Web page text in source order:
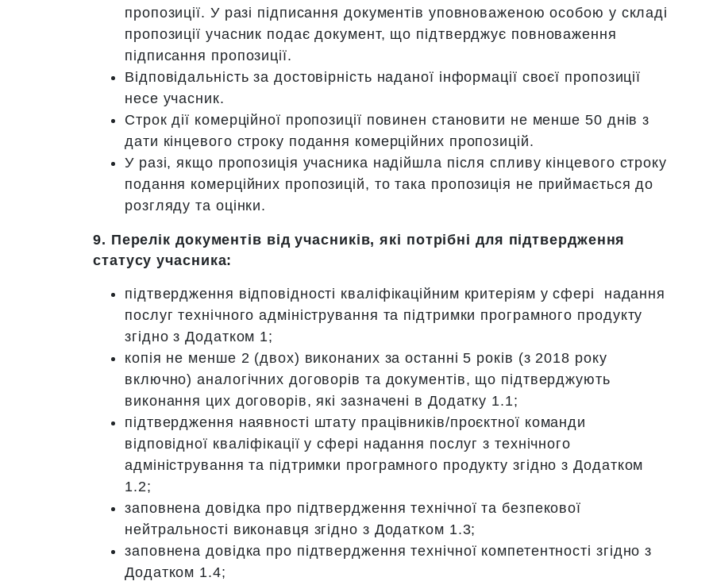
пропозиції. У разі підписання документів уповноваженою особою у складі
пропозиції учасник подає документ, що підтверджує повноваження
підписання пропозиції.
Відповідальність за достовірність наданої інформації своєї пропозиції
несе учасник.
Строк дії комерційної пропозиції повинен становити не менше 50 днів з
дати кінцевого строку подання комерційних пропозицій.
У разі, якщо пропозиція учасника надійшла після спливу кінцевого строку
подання комерційних пропозицій, то така пропозиція не приймається до
розгляду та оцінки.
9. Перелік документів від учасників, які потрібні для підтвердження
статусу учасника:
підтвердження відповідності кваліфікаційним критеріям у сфері надання
послуг технічного адміністрування та підтримки програмного продукту
згідно з Додатком 1;
копія не менше 2 (двох) виконаних за останні 5 років (з 2018 року
включно) аналогічних договорів та документів, що підтверджують
виконання цих договорів, які зазначені в Додатку 1.1;
підтвердження наявності штату працівників/проєктної команди
відповідної кваліфікації у сфері надання послуг з технічного
адміністрування та підтримки програмного продукту згідно з Додатком
1.2;
заповнена довідка про підтвердження технічної та безпекової
нейтральності виконавця згідно з Додатком 1.3;
заповнена довідка про підтвердження технічної компетентності згідно з
Додатком 1.4;